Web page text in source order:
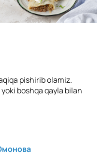
pishirib olamiz.
boshqa qayla bilan